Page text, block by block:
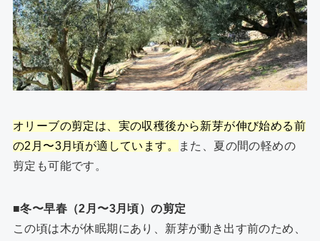
オリーブの剪定は、実の収穫後から新芽が伸び始める前
の2月〜3月頃が適しています。
また、夏の間の軽めの
剪定も可能です。
■冬〜早春（2月〜3月頃）の剪定
この頃は木が休眠期にあり、新芽が動き出す前のため、